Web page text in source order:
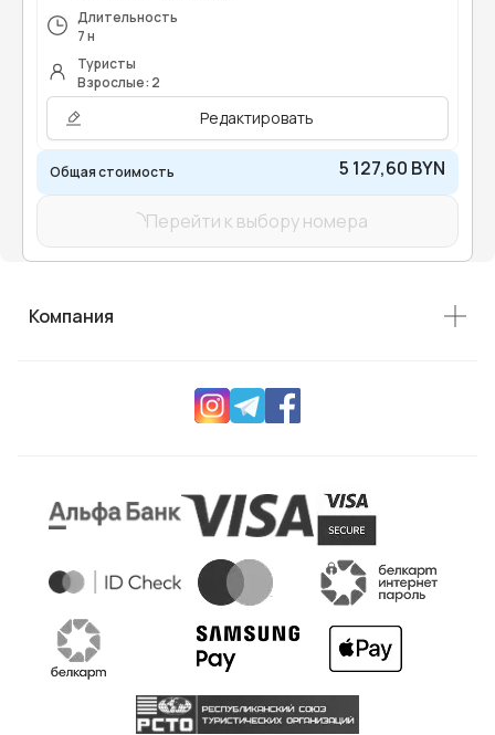
Длительность
7 н
Туристы
Взрослые: 2
Редактировать
Общая стоимость 5 127,60 BYN
Перейти к выбору номера
Компания